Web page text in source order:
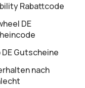
Rabattcode
DE
DE Gutscheine
nach